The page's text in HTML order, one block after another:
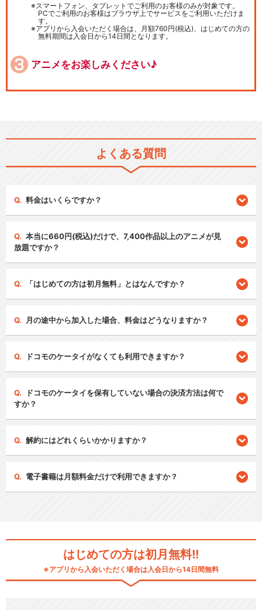
スマートフォン、タブレットでご利用のお客様のみが対象です。
PCでご利用のお客様はブラウザ上でサービスをご利用いただけま
す。
アプリから入会いただく場合は、月額760円(税込)、はじめての方の
無料期間は入会日から14日間となります。
アニメをお楽しみください♪
よくある質問
料金はいくらですか？
本当に660円(税込)だけで、7,400作品以上のアニメが見
放題ですか？
「はじめての方は初月無料」とはなんですか？
月の途中から加入した場合、料金はどうなりますか？
ドコモのケータイがなくても利用できますか？
ドコモのケータイを保有していない場合の決済方法は何で
すか？
解約にはどれくらいかかりますか？
電子書籍は月額料金だけで利用できますか？
はじめての方は初月無料!!
※アプリから入会いただく場合は入会日から14日間無料